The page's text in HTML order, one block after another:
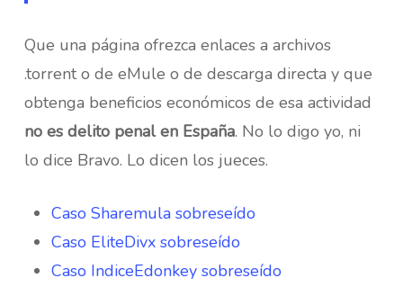
Que una página ofrezca enlaces a archivos
.torrent o de eMule o de descarga directa y que
obtenga beneficios económicos de esa actividad
no es delito penal en España. No lo digo yo, ni
lo dice Bravo. Lo dicen los jueces.
Caso Sharemula sobreseído
Caso EliteDivx sobreseído
Caso IndiceEdonkey sobreseído